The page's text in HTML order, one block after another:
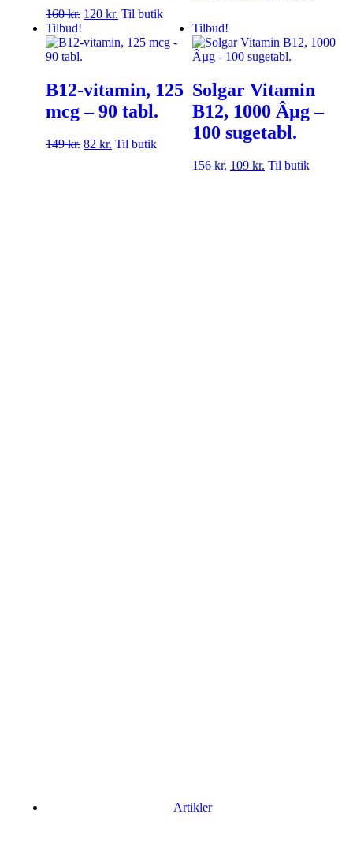
160kr. 120 kr. Til butik
Tilbud!
B12-vitamin, 125
mcg – 90 tabl.
149kr. 82 kr. Til butik
Tilbud!
Solgar Vitamin
B12, 1000 Âµg –
100 sugetabl.
156kr. 109 kr. Til butik
Artikler